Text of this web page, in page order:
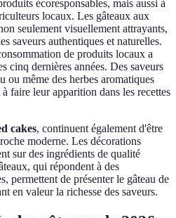
écoresponsables, mais aussi à
locaux. Les gâteaux aux
seulement visuellement attrayants,
saveurs authentiques et naturelles.
de produits locaux a
cinq dernières années. Des saveurs
ou même des herbes aromatiques
faire leur apparition dans les recettes
cakes, continuent également d'être
moderne. Les décorations
sur des ingrédients de qualité
qui répondent à des
permettent de présenter le gâteau de
en valeur la richesse des saveurs.